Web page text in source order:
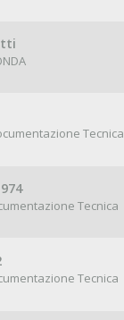
Tecnica
Tecnica
Tecnica